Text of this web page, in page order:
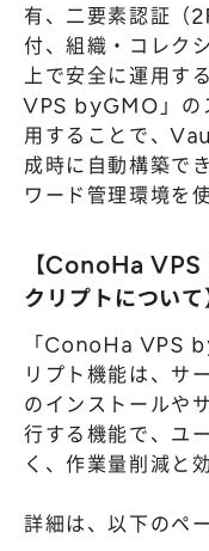
有、二要素認証（
付、組織・コレク
上で安全に運用す
VPS byGMO」の
用することで、
成時に自動構築で
ワード管理環境を
【ConoHa
クリプトについて
「ConoHa VPS
リプト機能は、サ
のインストールや
行する機能で、ユ
く、作業量削減と
詳細は、以下のペ